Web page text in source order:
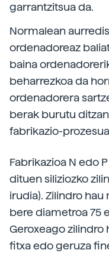
garrantzitsua da.
Normalean
ordenadoreaz
baina
beharrezkoa da
ordenadorera
berak burutu
fabrikazio-
Fabrikazioa N edo
dituen siliziozko
irudia). Zilindro
bere diametroa 75
Geroxeago zilindro
fitxa edo geruza